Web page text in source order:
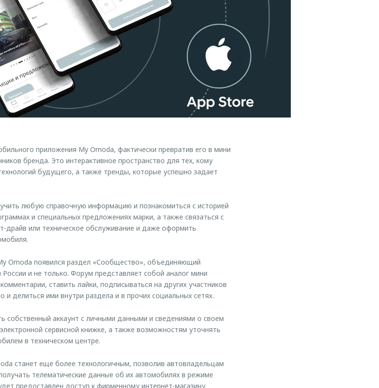
приложения My Omoda, фактически превратив его в мини
бренда. Это интерактивное пространство для тех, кому
будущего, а также тренды, которые успешно задает
любую справочную информацию и познакомиться с историей
и специальных предложениях марки, а также связаться с
драйв или техническое обслуживание и даже оформить
Omoda появился раздел «Сообщество», объединяющий
и не только. Форум представляет собой аналог мини
ставить лайки, подписываться на других участников
делиться ими внутри раздела и в прочих социальных сетях.
собственный аккаунт с личными данными и сведениями о своем
сервисной книжке, а также возможностям уточнять
в техническом центре.
станет еще более технологичным, позволив автовладельцам
телематические данные об их автомобилях в режиме
предоставлен доступ к фирменному интернет-магазину